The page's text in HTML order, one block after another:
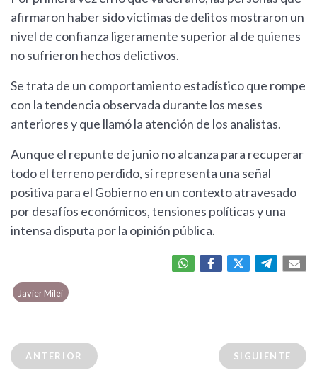
afirmaron haber sido víctimas de delitos mostraron un
nivel de confianza ligeramente superior al de quienes
no sufrieron hechos delictivos.
Se trata de un comportamiento estadístico que rompe
con la tendencia observada durante los meses
anteriores y que llamó la atención de los analistas.
Aunque el repunte de junio no alcanza para recuperar
todo el terreno perdido, sí representa una señal
positiva para el Gobierno en un contexto atravesado
por desafíos económicos, tensiones políticas y una
intensa disputa por la opinión pública.
Javier Milei
ANTERIOR SIGUIENTE